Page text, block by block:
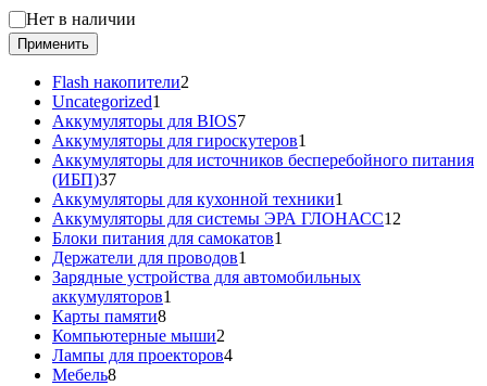
Статус
Нет в наличии
Применить
Flash накопители2
Uncategorized1
товар
Аккумуляторы для BIOS77
товаров
Аккумуляторы для гироскутеров1
товар
Аккумуляторы для источников бесперебойного питания
(ИБП)3737
товаров
Аккумуляторы для кухонной техники1
товар
Аккумуляторы для системы ЭРА ГЛОНАСС12
Блоки питания для самокатов1
Держатели для проводов1
товар
Зарядные устройства для автомобильных
аккумуляторов1
Карты памяти88
товаров
Компьютерные мыши2
товара
Лампы для проекторов44
Мебель88